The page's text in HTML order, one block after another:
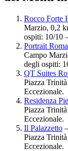
Rocco Forte
Marzio, 0,2
ospiti: 10/10
Portrait
Campo
degli ospiti:
QT Suites
Piazza
Eccezionale.
Residenza
Piazza
Eccezionale.
Il Palazzetto
Piazza
Eccezionale.